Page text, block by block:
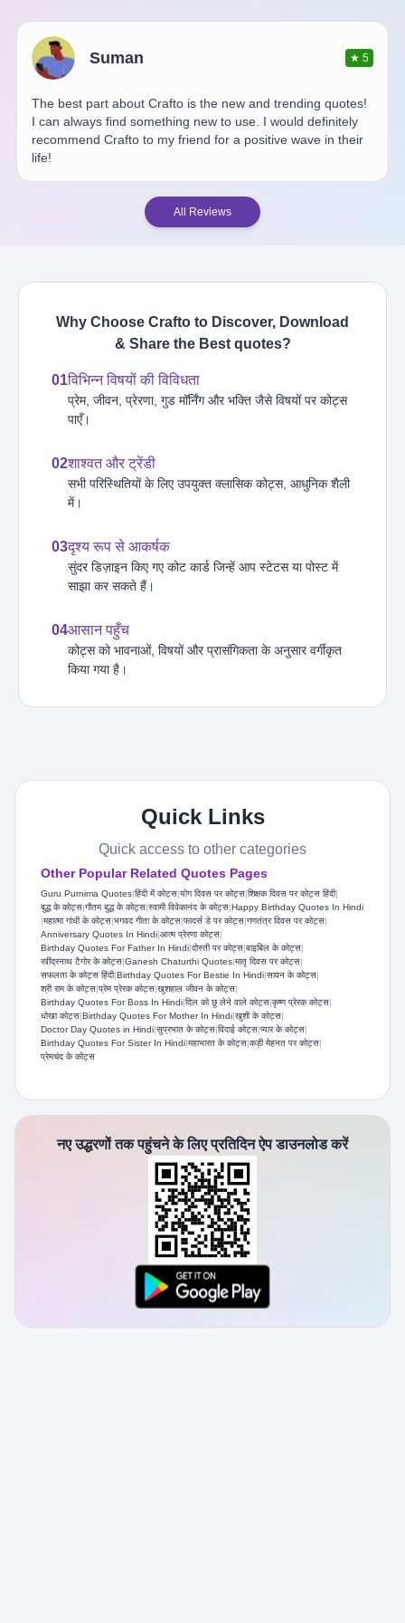
Suman ★5
The best part about Crafto is the new and trending quotes!
I can always find something new to use. I would definitely
recommend Crafto to my friend for a positive wave in their
life!
All Reviews
Why Choose Crafto to Discover, Download
& Share the Best quotes?
01विभिन्न विषयों की विविधता
प्रेम, जीवन, प्रेरणा, गुड मॉर्निंग और भक्ति जैसे विषयों पर कोट्स
पाएँ।
02शाश्वत और ट्रेंडी
सभी परिस्थितियों के लिए उपयुक्त क्लासिक कोट्स, आधुनिक शैली
में।
03दृश्य रूप से आकर्षक
सुंदर डिज़ाइन किए गए कोट कार्ड जिन्हें आप स्टेटस या पोस्ट में
साझा कर सकते हैं।
04आसान पहुँच
कोट्स को भावनाओं, विषयों और प्रासंगिकता के अनुसार वर्गीकृत
किया गया है।
Quick Links
Quick access to other categories
Other Popular Related Quotes Pages
Guru Purnima Quotes|हिंदी में कोट्स|योग दिवस पर कोट्स|शिक्षक दिवस पर कोट्स हिंदी|
बुद्ध के कोट्स|गौतम बुद्ध के कोट्स|स्वामी विवेकानंद के कोट्स|Happy Birthday Quotes In Hindi
|महात्मा गांधी के कोट्स|भगवद गीता के कोट्स|फादर्स डे पर कोट्स|गणतंत्र दिवस पर कोट्स|
Anniversary Quotes In Hindi|आत्म प्रेरणा कोट्स|
Birthday Quotes For Father In Hindi|दोस्ती पर कोट्स|बाइबिल के कोट्स|
रवींद्रनाथ टैगोर के कोट्स|Ganesh Chaturthi Quotes|मातृ दिवस पर कोट्स|
सफलता के कोट्स हिंदी|Birthday Quotes For Bestie In Hindi|सावन के कोट्स|
श्री राम के कोट्स|प्रेम प्रेरक कोट्स|खुशहाल जीवन के कोट्स|
Birthday Quotes For Boss In Hindi|दिल को छू लेने वाले कोट्स|कृष्ण प्रेरक कोट्स|
धोखा कोट्स|Birthday Quotes For Mother In Hindi|खुशी के कोट्स|
Doctor Day Quotes in Hindi|सुप्रभात के कोट्स|विदाई कोट्स|प्यार के कोट्स|
Birthday Quotes For Sister In Hindi|महाभारत के कोट्स|कड़ी मेहनत पर कोट्स|
प्रेमचंद के कोट्स
नए उद्धरणों तक पहुंचने के लिए प्रतिदिन ऐप डाउनलोड करें